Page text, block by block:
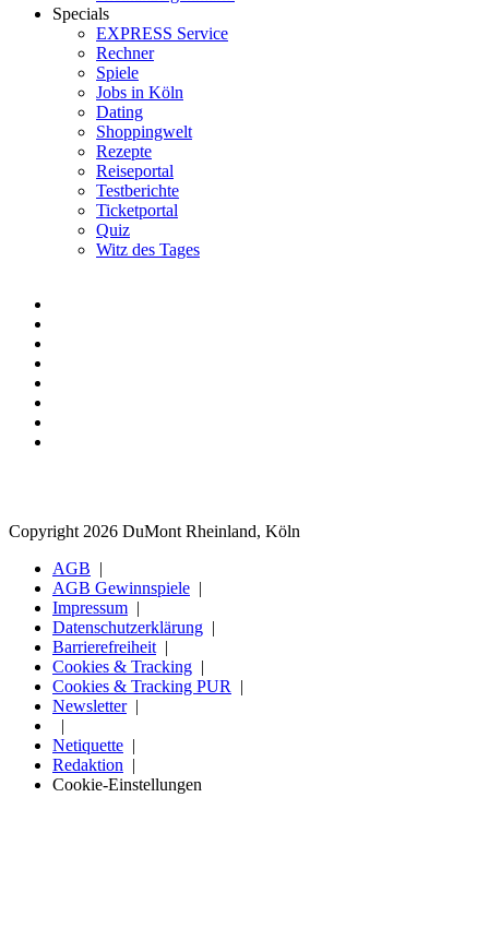
Specials
EXPRESS Service
Rechner
Spiele
Jobs in Köln
Dating
Shoppingwelt
Rezepte
Reiseportal
Testberichte
Ticketportal
Quiz
Witz des Tages
Copyright 2026 DuMont Rheinland, Köln
AGB
AGB Gewinnspiele
Impressum
Datenschutzerklärung
Barrierefreiheit
Cookies & Tracking
Cookies & Tracking PUR
Newsletter
Netiquette
Redaktion
Cookie-Einstellungen